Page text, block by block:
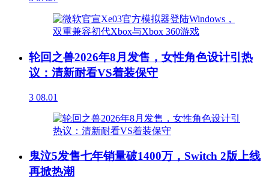
轮回之兽2026年8月发售，女性角色设计引热
议：清新耐看VS着装保守
3 08.01
鬼泣5发售七年销量破1400万，Switch 2版上线
再掀热潮